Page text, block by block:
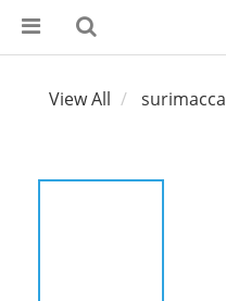
View All surimacca